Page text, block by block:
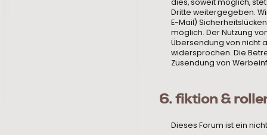
dies, soweit möglich,
Dritte weitergegeben.
E-Mail)
möglich. Der Nutzung
Übersendung von nicht
widersprochen. Die
Zusendung von
6. fiktion &
Dieses Forum ist ein